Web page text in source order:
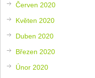
Červen 2020
Květen 2020
Duben 2020
Březen 2020
Únor 2020